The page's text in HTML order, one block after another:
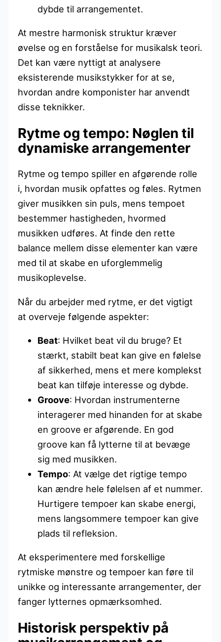
dybde til arrangementet.
At mestre harmonisk struktur kræver
øvelse og en forståelse for musikalsk teori.
Det kan være nyttigt at analysere
eksisterende musikstykker for at se,
hvordan andre komponister har anvendt
disse teknikker.
Rytme og tempo: Nøglen til
dynamiske arrangementer
Rytme og tempo spiller en afgørende rolle
i, hvordan musik opfattes og føles. Rytmen
giver musikken sin puls, mens tempoet
bestemmer hastigheden, hvormed
musikken udføres. At finde den rette
balance mellem disse elementer kan være
med til at skabe en uforglemmelig
musikoplevelse.
Når du arbejder med rytme, er det vigtigt
at overveje følgende aspekter:
Beat: Hvilket beat vil du bruge? Et
stærkt, stabilt beat kan give en følelse
af sikkerhed, mens et mere komplekst
beat kan tilføje interesse og dybde.
Groove: Hvordan instrumenterne
interagerer med hinanden for at skabe
en groove er afgørende. En god
groove kan få lytterne til at bevæge
sig med musikken.
Tempo: At vælge det rigtige tempo
kan ændre hele følelsen af et nummer.
Hurtigere tempoer kan skabe energi,
mens langsommere tempoer kan give
plads til refleksion.
At eksperimentere med forskellige
rytmiske mønstre og tempoer kan føre til
unikke og interessante arrangementer, der
fanger lytternes opmærksomhed.
Historisk perspektiv på